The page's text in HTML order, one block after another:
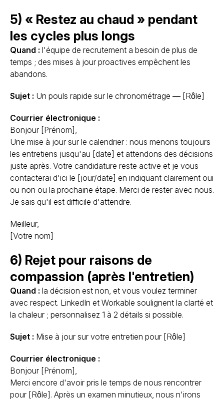
5) « Restez au chaud » pendant
les cycles plus longs
Quand : l'équipe de recrutement a besoin de plus de
temps ; des mises à jour proactives empêchent les
abandons.
Sujet : Un pouls rapide sur le chronométrage — [Rôle]
Courrier électronique :
Bonjour [Prénom],
Une mise à jour sur le calendrier : nous menons toujours
les entretiens jusqu'au [date] et attendons des décisions
juste après. Votre candidature reste active et je vous
contacterai d'ici le [jour/date] en indiquant clairement oui
ou non ou la prochaine étape. Merci de rester avec nous.
Je sais qu'il est difficile d'attendre.
Meilleur,
[Votre nom]
6) Rejet pour raisons de
compassion (après l'entretien)
Quand : la décision est non, et vous voulez terminer
avec respect. LinkedIn et Workable soulignent la clarté et
la chaleur ; personnalisez 1 à 2 détails si possible.
Sujet : Mise à jour sur votre entretien pour [Rôle]
Courrier électronique :
Bonjour [Prénom],
Merci encore d'avoir pris le temps de nous rencontrer
pour [Rôle]. Après un examen minutieux, nous n'irons